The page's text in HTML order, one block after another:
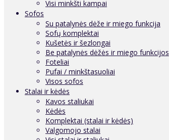
Visi minkšti kampai
Sofos
Su patalynės dėže ir miego funkcija
Sofų komplektai
Kušetės ir šezlongai
Be patalynės dėžės ir miego funkcijos
Foteliai
Pufai / minkštasuoliai
Visos sofos
Stalai ir kėdės
Kavos staliukai
Kėdės
Komplektai (stalai ir kėdės)
Valgomojo stalai